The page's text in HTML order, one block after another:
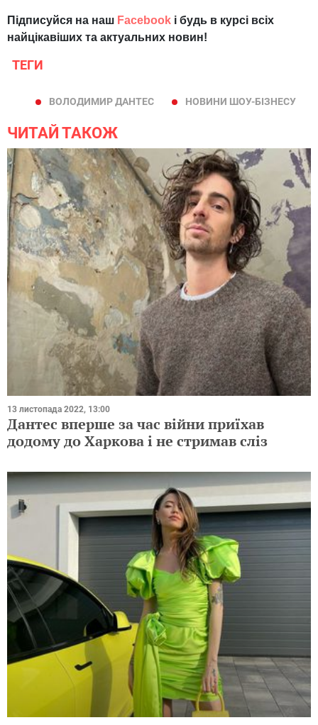
Підписуйся на наш Facebook і будь в курсі всіх
найцікавіших та актуальних новин!
ТЕГИ
ВОЛОДИМИР ДАНТЕС НОВИНИ ШОУ-БІЗНЕСУ
ЧИТАЙ ТАКОЖ
13 листопада 2022, 13:00
Дантес вперше за час війни приїхав
додому до Харкова і не стримав сліз